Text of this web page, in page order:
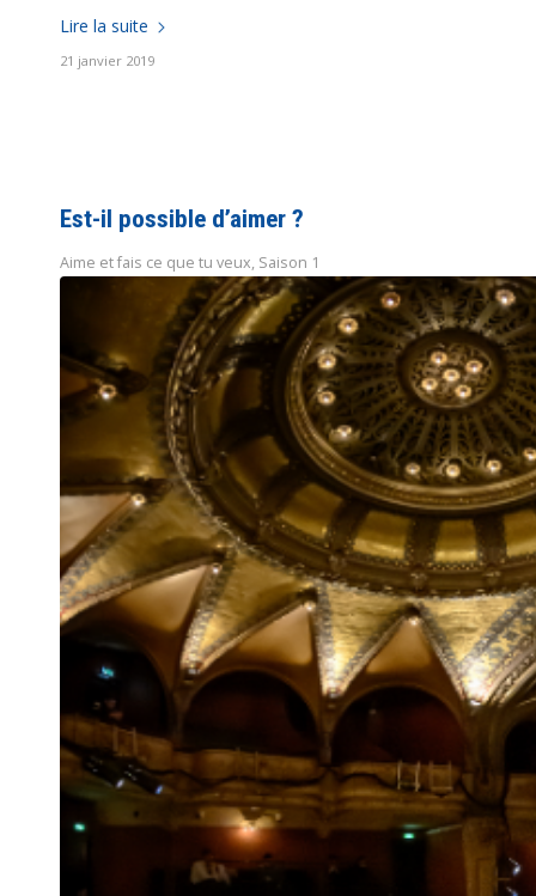
Lire la suite
21 janvier 2019
Est-il possible d’aimer ?
Aime et fais ce que tu veux, Saison 1